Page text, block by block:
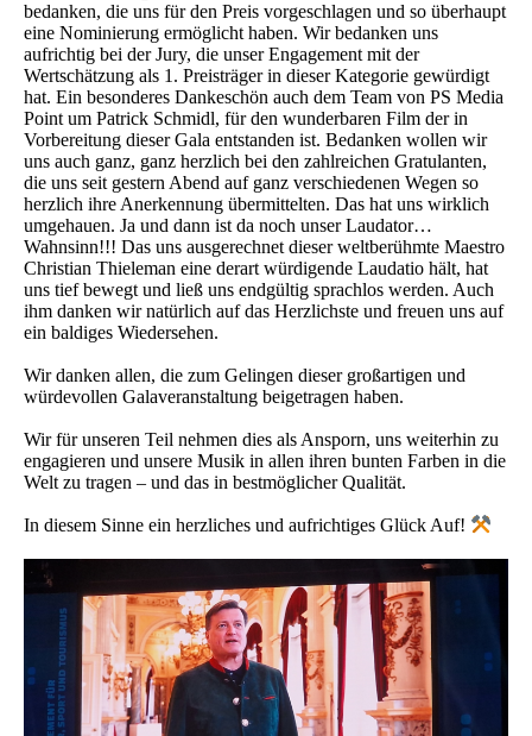
bedanken, die uns für den Preis vorgeschlagen und so überhaupt
eine Nominierung ermöglicht haben. Wir bedanken uns
aufrichtig bei der Jury, die unser Engagement mit der
Wertschätzung als 1. Preisträger in dieser Kategorie gewürdigt
hat. Ein besonderes Dankeschön auch dem Team von PS Media
Point um Patrick Schmidl, für den wunderbaren Film der in
Vorbereitung dieser Gala entstanden ist. Bedanken wollen wir
uns auch ganz, ganz herzlich bei den zahlreichen Gratulanten,
die uns seit gestern Abend auf ganz verschiedenen Wegen so
herzlich ihre Anerkennung übermittelten. Das hat uns wirklich
umgehauen. Ja und dann ist da noch unser Laudator…
Wahnsinn!!! Das uns ausgerechnet dieser weltberühmte Maestro
Christian Thieleman eine derart würdigende Laudatio hält, hat
uns tief bewegt und ließ uns endgültig sprachlos werden. Auch
ihm danken wir natürlich auf das Herzlichste und freuen uns auf
ein baldiges Wiedersehen.
Wir danken allen, die zum Gelingen dieser großartigen und
würdevollen Galaveranstaltung beigetragen haben.
Wir für unseren Teil nehmen dies als Ansporn, uns weiterhin zu
engagieren und unsere Musik in allen ihren bunten Farben in die
Welt zu tragen – und das in bestmöglicher Qualität.
In diesem Sinne ein herzliches und aufrichtiges Glück Auf!